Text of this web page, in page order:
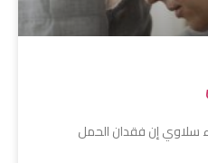
سلاوي إن فقدان الحمل